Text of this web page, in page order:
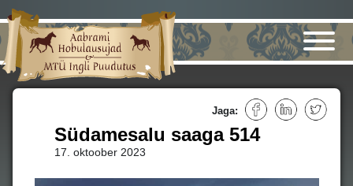
Südamesalu saaga 514
17. oktoober 2023
Jaga: